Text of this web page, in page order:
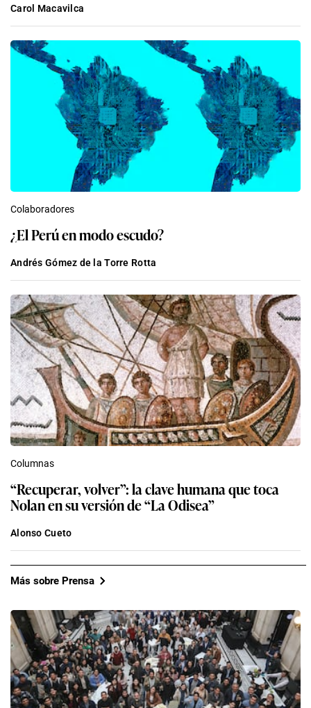
Carol Macavilca
Colaboradores
¿El Perú en modo escudo?
Andrés Gómez de la Torre Rotta
Columnas
“Recuperar, volver”: la clave humana que toca
Nolan en su versión de “La Odisea”
Alonso Cueto
Más sobre Prensa